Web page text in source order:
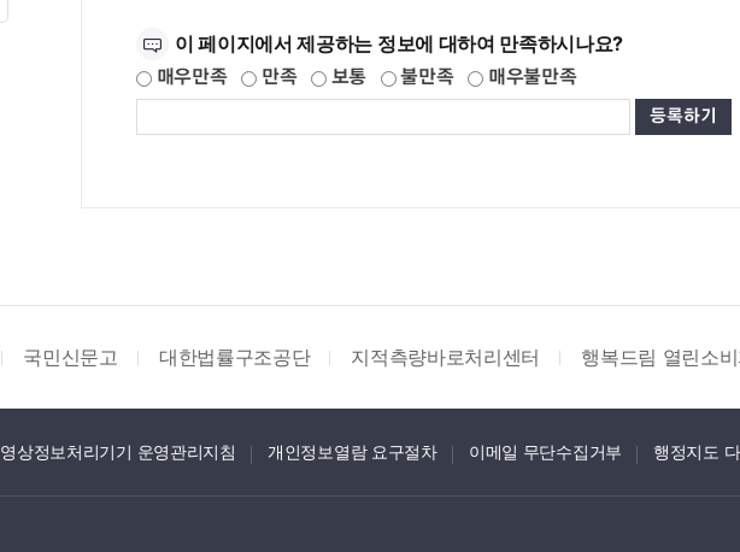
이 페이지에서 제공하는 정보에 대하여 만족하시나요?
매우만족 만족 보통 불만족 매우불만족
국민신문고 대한법률구조공단 지적측량바로처리센터 행복드림 열린소
영상정보처리기기 운영관리지침 개인정보열람 요구절차 이메일 무단수집거부 행정지도